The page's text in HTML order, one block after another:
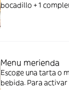
bocadillo + 1
Menu merienda
Escoge una tarta o
bebida. Para